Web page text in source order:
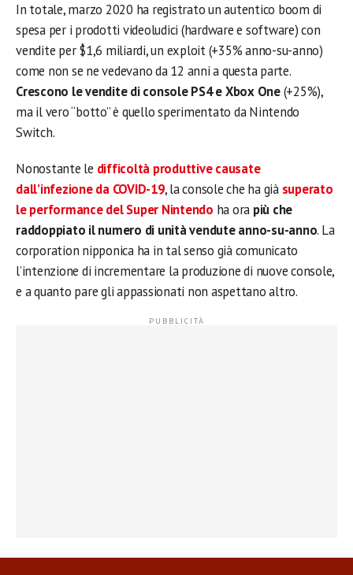
In totale, marzo 2020 ha registrato un autentico boom di
spesa per i prodotti videoludici (hardware e software) con
vendite per $1,6 miliardi, un exploit (+35% anno-su-anno)
come non se ne vedevano da 12 anni a questa parte.
Crescono le vendite di console PS4 e Xbox One(+25%),
ma il vero “botto” è quello sperimentato da Nintendo
Switch.
Nonostante le difficoltà produttive causate
dall’infezione da COVID-19, la console che ha già superato
le performance del Super Nintendo ha ora più che
raddoppiato il numero di unità vendute anno-su-anno. La
corporation nipponica ha in tal senso già comunicato
l’intenzione di incrementare la produzione di nuove console,
e a quanto pare gli appassionati non aspettano altro.